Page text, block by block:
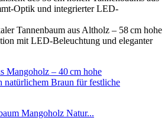
Mangoholz Natur...